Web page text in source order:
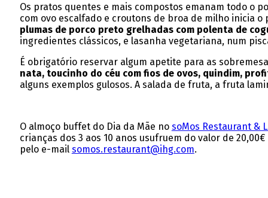
Os pratos quentes e mais compostos emanam todo o
com ovo escalfado e croutons de broa de milho inicia
plumas de porco preto grelhadas com polenta de
ingredientes clássicos, e lasanha vegetariana, num
É obrigatório reservar algum apetite para as
nata, toucinho do céu com fios de ovos, quindim,
alguns exemplos gulosos. A salada de fruta, a fruta
O almoço buffet do Dia da Mãe no soMos Restaurant &
crianças dos 3 aos 10 anos usufruem do valor de
pelo e-mail somos.restaurant@ihg.com.